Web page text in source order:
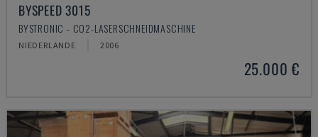
BYSPEED 3015
BYSTRONIC - CO2-LASERSCHNEIDMASCHINE
NIEDERLANDE 2006
25.000 €